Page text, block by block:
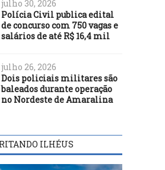
criação
do
STF bloqueia novos
criados pelo
Monark
julho 30, 2026
Polícia Civil publica edital
de concurso com 750 vagas e
salários de até R$ 16,4 mil
julho 26, 2026
Dois policiais militares são
baleados durante operação
no Nordeste de Amaralina
ILHÉUS